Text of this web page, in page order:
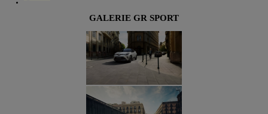
GALERIE GR SPORT